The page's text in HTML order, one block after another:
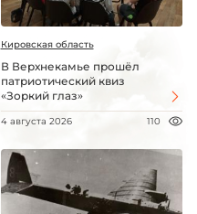
Кировская область
В Верхнекамье прошёл
патриотический квиз
«Зоркий глаз»
4 августа 2026 110